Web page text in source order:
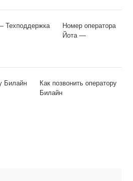
Номер оператора
Йота —
Как позвонить оператору
Билайн